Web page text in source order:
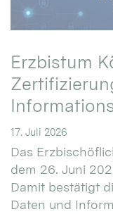
Erzbistum
17. Juli 2026
Das
dem 26. Juni
Damit bestätigt
Daten und